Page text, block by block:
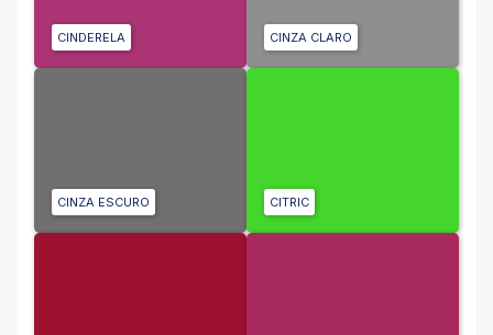
CINDERELA CINZA CLARO
CINZA ESCURO CITRIC